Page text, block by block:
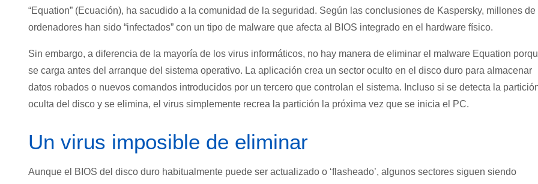
“Equation” (Ecuación), ha sacudido a la comunidad de la seguridad. Según las conclusiones de Kaspersky, millones de
ordenadores han sido “infectados” con un tipo de malware que afecta al BIOS integrado en el hardware físico.
Sin embargo, a diferencia de la mayoría de los virus informáticos, no hay manera de eliminar el malware Equation
se carga antes del arranque del sistema operativo. La aplicación crea un sector oculto en el disco duro para almacenar
datos robados o nuevos comandos introducidos por un tercero que controlan el sistema. Incluso si se detecta la
oculta del disco y se elimina, el virus simplemente recrea la partición la próxima vez que se inicia el PC.
Un virus imposible de eliminar
Aunque el BIOS del disco duro habitualmente puede ser actualizado o ‘flasheado’, algunos sectores siguen siendo